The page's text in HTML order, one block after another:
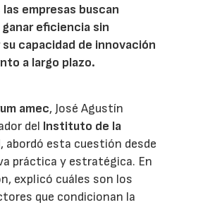
empresas buscan
eficiencia sin
capacidad de innovación
a largo plazo.
amec, José Agustín
del Instituto de la
, abordó esta cuestión desde
práctica y estratégica. En
explicó cuáles son los
que condicionan la